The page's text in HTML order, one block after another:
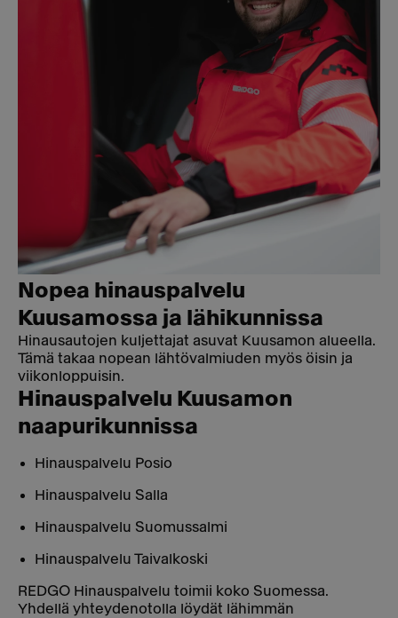
Nopea hinauspalvelu
Kuusamossa ja lähikunnissa
Hinausautojen kuljettajat asuvat Kuusamon alueella.
Tämä takaa nopean lähtövalmiuden myös öisin ja
viikonloppuisin.
Hinauspalvelu Kuusamon
naapurikunnissa
Hinauspalvelu Posio
Hinauspalvelu Salla
Hinauspalvelu Suomussalmi
Hinauspalvelu Taivalkoski
REDGO Hinauspalvelu toimii koko Suomessa.
Yhdellä yhteydenotolla löydät lähimmän